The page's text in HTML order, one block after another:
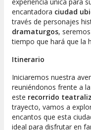
encantadora ciudad
través de personajes
dramaturgos,
tiempo que hará que la
Itinerario
Iniciaremos nuestra
reuniéndonos frente a la
este recorrido
trayecto, vamos a
encantos que esta
ideal para disfrutar en